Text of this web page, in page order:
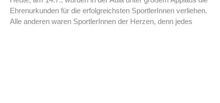
Ehrenurkunden für die erfolgreichsten SportlerInnen verliehen.
Alle anderen waren SportlerInnen der Herzen, denn jedes